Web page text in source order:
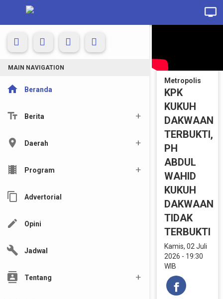
MAIN NAVIGATION
home Beranda
text_fields Berita
location_on Daerah
local_movies Program
content_copy Advertorial
edit Opini
build Jadwal
contacts Tentang
Metropolis
KPK
KUKUH
DAKWAAN
TERBUKTI,
PH
ABDUL
WAHID
KUKUH
DAKWAAN
TIDAK
TERBUKTI
Kamis, 02 Juli
2026 - 19:30
WIB